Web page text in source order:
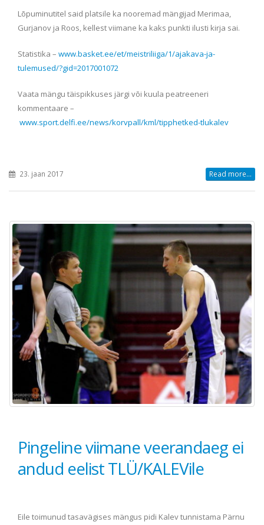
Lõpuminutitel said platsile ka nooremad mängijad Merimaa,
Gurjanov ja Roos, kellest viimane ka kaks punkti ilusti kirja sai.
Statistika – www.basket.ee/et/meistriliiga/1/ajakava-ja-
tulemused/?gid=2017001072
Vaata mängu täispikkuses järgi või kuula peatreeneri
kommentaare –
www.sport.delfi.ee/news/korvpall/kml/tipphetked-tlukalev
23. jaan 2017 Read more...
Pingeline viimane veerandaeg ei
andud eelist TLÜ/KALEVile
Eile toimunud tasavägises mängus pidi Kalev tunnistama Pärnu